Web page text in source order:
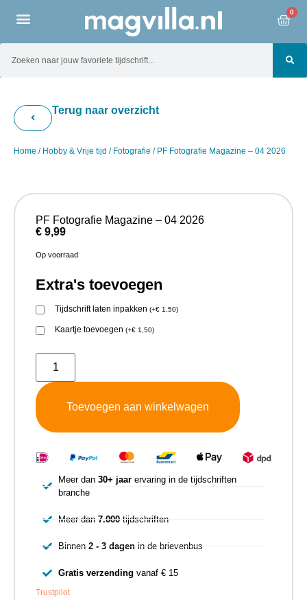
0
Terug naar overzicht
Home / Hobby & Vrije tijd / Fotografie / PF Fotografie Magazine – 04 2026
PF Fotografie Magazine – 04 2026
€ 9,99
Op voorraad
Extra's toevoegen
Tijdschrift laten inpakken (+€ 1,50)
Kaartje toevoegen (+€ 1,50)
Toevoegen aan winkelwagen
Meer dan 30+ jaarervaring in de tijdschriften
branche
Meer dan 7.000tijdschriften
Binnen 2 - 3 dagenin de brievenbus
Gratis verzending vanaf € 15
Trustpilot